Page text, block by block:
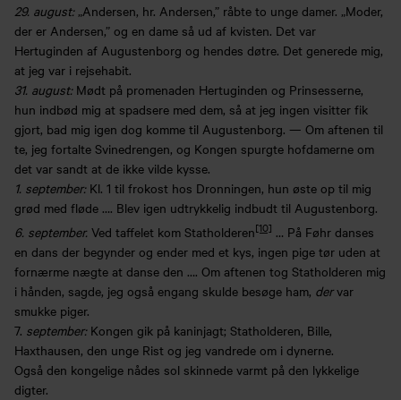
29. august:„Andersen, hr. Andersen,” råbte to unge damer. „Moder,
der er Andersen,” og en dame så ud af kvisten. Det var
Hertuginden af Augustenborg og hendes døtre. Det generede mig,
at jeg var i rejsehabit.
31. august:Mødt på promenaden Hertuginden og Prinsesserne,
hun indbød mig at spadsere med dem, så at jeg ingen visitter fik
gjort, bad mig igen dog komme til Augustenborg. — Om aftenen til
te, jeg fortalte Svinedrengen, og Kongen spurgte hofdamerne om
det var sandt at de ikke vilde kysse.
1. september:Kl. 1 til frokost hos Dronningen, hun øste op til mig
grød med fløde …. Blev igen udtrykkelig indbudt til Augustenborg.
6. september. Ved taffelet kom Statholderen[10] … På Føhr danses
en dans der begynder og ender med et kys, ingen pige tør uden at
fornærme nægte at danse den …. Om aftenen tog Statholderen mig
i hånden, sagde, jeg også engang skulde besøge ham, dervar
smukke piger.
7. september:Kongen gik på kaninjagt; Statholderen, Bille,
Haxthausen, den unge Rist og jeg vandrede om i dynerne.
Også den kongelige nådes sol skinnede varmt på den lykkelige
digter.